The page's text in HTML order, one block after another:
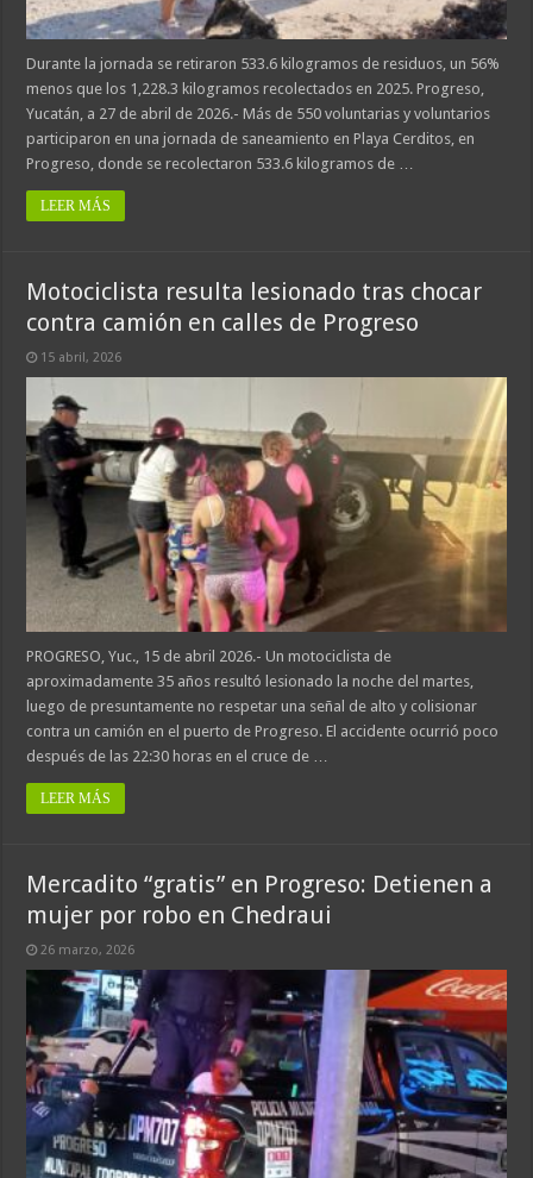
Durante la jornada se retiraron 533.6 kilogramos de residuos, un 56%
menos que los 1,228.3 kilogramos recolectados en 2025. Progreso,
Yucatán, a 27 de abril de 2026.- Más de 550 voluntarias y voluntarios
participaron en una jornada de saneamiento en Playa Cerditos, en
Progreso, donde se recolectaron 533.6 kilogramos de …
LEER MÁS
Motociclista resulta lesionado tras chocar
contra camión en calles de Progreso
15 abril, 2026
PROGRESO, Yuc., 15 de abril 2026.- Un motociclista de
aproximadamente 35 años resultó lesionado la noche del martes,
luego de presuntamente no respetar una señal de alto y colisionar
contra un camión en el puerto de Progreso. El accidente ocurrió poco
después de las 22:30 horas en el cruce de …
LEER MÁS
Mercadito “gratis” en Progreso: Detienen a
mujer por robo en Chedraui
26 marzo, 2026